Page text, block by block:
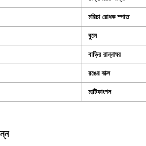
মরিচা রোধক স্পাত
বুলে
বাড়ির রান্নাঘর
রঙের বাক্স
মাল্টিফাংশন